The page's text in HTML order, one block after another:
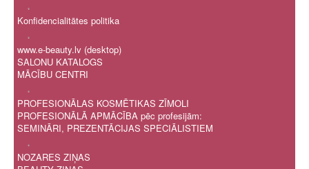
.
Konfidencialitātes politika
.
www.e-beauty.lv (desktop)
SALONU KATALOGS
MĀCĪBU CENTRI
.
PROFESIONĀLAS KOSMĒTIKAS ZĪMOLI
PROFESIONĀLĀ APMĀCĪBA pēc profesijām:
SEMINĀRI, PREZENTĀCIJAS SPECIĀLISTIEM
.
NOZARES ZIŅAS